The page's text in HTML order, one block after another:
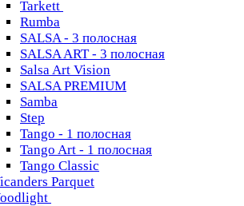
Tarkett
Rumba
SALSA - 3 полосная
SALSA ART - 3 полосная
Salsa Art Vision
SALSA PREMIUM
Samba
Step
Tango - 1 полосная
Tango Art - 1 полосная
Tango Classiс
Parquet